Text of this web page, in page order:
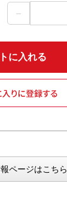
－
に入れる
ページはこちら